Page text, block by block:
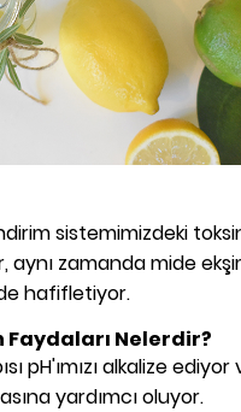
sistemimizdeki
aynı zamanda mide
de hafifletiyor.
Nelerdir?
pH'ımızı alkalize
yardımcı oluyor.